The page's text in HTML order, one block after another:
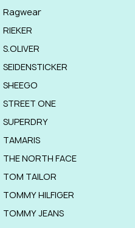
Ragwear
RIEKER
S.OLIVER
SEIDENSTICKER
SHEEGO
STREET ONE
SUPERDRY
TAMARIS
THE NORTH FACE
TOM TAILOR
TOMMY HILFIGER
TOMMY JEANS